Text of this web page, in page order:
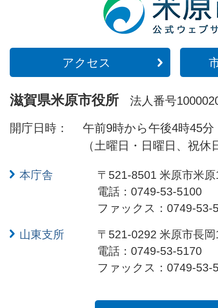
アクセス
滋賀県米原市役所 法人番号
開庁日時：
午前9時から午後4時45分
（土曜日・日曜日、祝
本庁舎
〒521-8501 米原市米
電話：0749-53-5100
ファックス：0749-53-
山東支所
〒521-0292 米原市長
電話：0749-53-5170
ファックス：0749-53-